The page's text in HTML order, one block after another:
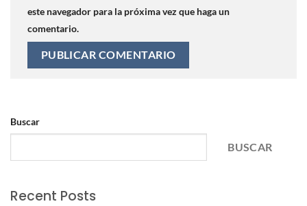
este navegador para la próxima vez que haga un
comentario.
Buscar
BUSCAR
Recent Posts